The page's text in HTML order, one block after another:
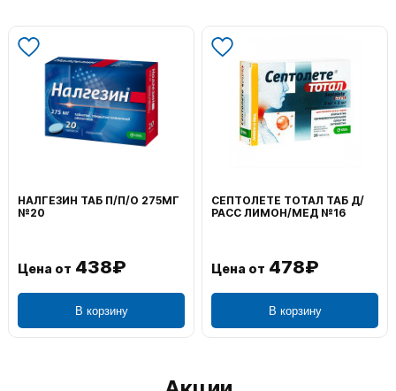
ВОЛЬТАРЕН ЭМУЛЬГЕЛЬ
НАРУЖ 2% 100Г
Цена от 1 106₽
В корзину
ФЕНИСТИЛ ГЕЛЬ НАРУЖ
0,1% 50Г
Цена от 749₽
В корзину